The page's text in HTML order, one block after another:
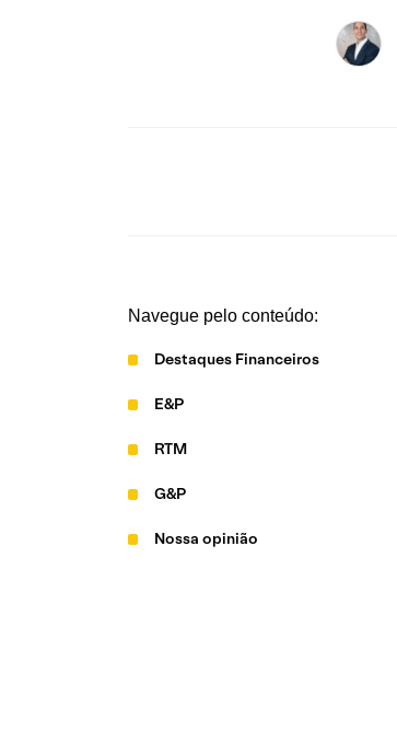
Navegue pelo conteúdo:
Destaques Financeiros
E&P
RTM
G&P
Nossa opinião